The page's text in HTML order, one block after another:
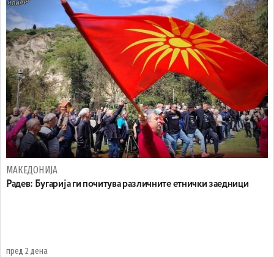
МАКЕДОНИЈА
Радев: Бугарија ги почитува различните етнички заедници
пред 2 дена